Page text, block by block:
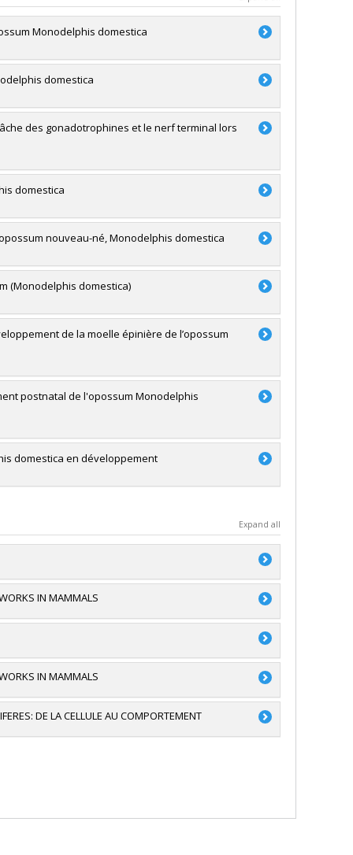
Monodelphis domestica
domestica
des gonadotrophines et le nerf terminal lors
domestica
nouveau-né, Monodelphis domestica
(Monodelphis domestica)
de la moelle épinière de l’opossum
postnatal de l'opossum Monodelphis
domestica en développement
Expand all
Canada (CRSNG)
ou de groupe
IN MAMMALS
Canada (CRSNG)
ou de groupe
Canada (CRSNG)
à 150 000 $)
IN MAMMALS
DE LA CELLULE AU COMPORTEMENT